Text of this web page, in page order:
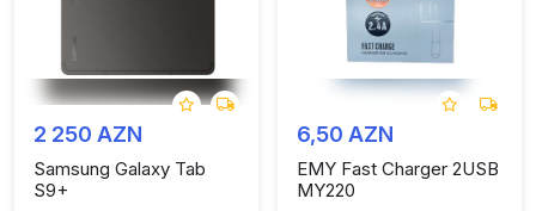
2 250 AZN
Samsung Galaxy Tab
S9+
6,50 AZN
EMY Fast Charger 2USB
MY220